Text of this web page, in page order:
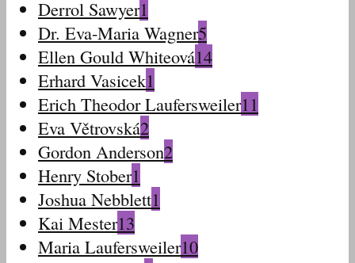
Derrol Sawyer1
Dr. Eva-Maria Wagner5
Ellen Gould Whiteová14
Erhard Vasicek1
Erich Theodor Laufersweiler11
Eva Větrovská2
Gordon Anderson2
Henry Stober1
Joshua Nebblett1
Kai Mester13
Maria Laufersweiler10